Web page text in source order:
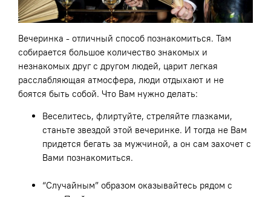
Вечеринка - отличный способ познакомиться. Там
собирается большое количество знакомых и
незнакомых друг с другом людей, царит легкая
расслабляющая атмосфера, люди отдыхают и не
боятся быть собой. Что Вам нужно делать:
Веселитесь, флиртуйте, стреляйте глазками,
станьте звездой этой вечеринке. И тогда не Вам
придется бегать за мужчиной, а он сам захочет с
Вами познакомиться.
“Случайным” образом оказывайтесь рядом с